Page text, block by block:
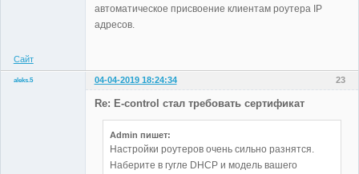
автоматическое присвоение клиентам роутера IP
адресов.
Сайт
23
aleks.5
04-04-2019 18:24:34
Re: E-control стал требовать сертификат
Admin пишет:
Настройки роутеров очень сильно разнятся.
Наберите в гугле DHCP и модель вашего